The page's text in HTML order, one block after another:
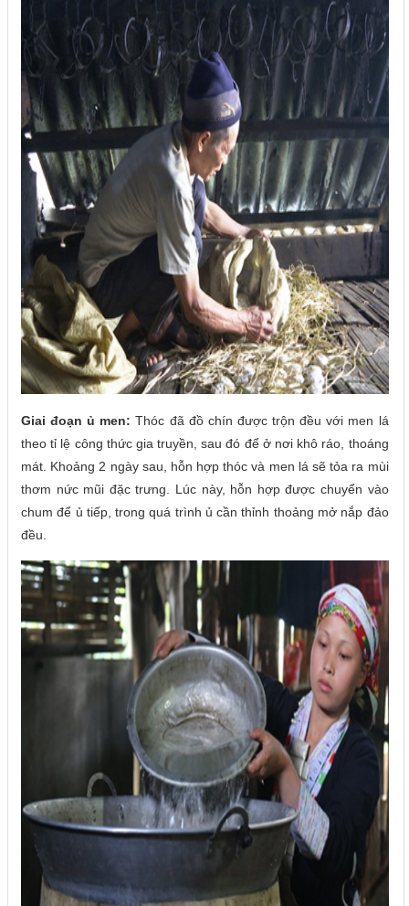
Giai đoạn ủ men: Thóc đã đồ chín được trộn đều với men lá
theo tỉ lệ công thức gia truyền, sau đó để ở nơi khô ráo, thoáng
mát. Khoảng 2 ngày sau, hỗn hợp thóc và men lá sẽ tỏa ra mùi
thơm nức mũi đặc trưng. Lúc này, hỗn hợp được chuyển vào
chum để ủ tiếp, trong quá trình ủ cần thỉnh thoảng mở nắp đảo
đều.